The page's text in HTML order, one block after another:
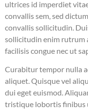
ultrices id imperdiet
convallis sem, sed
convallis sollicitudin.
sollicitudin enim rutrum
facilisis congue nec ut
Curabitur tempor nulla
aliquet. Quisque vel
dui eget euismod.
tristique lobortis finibus